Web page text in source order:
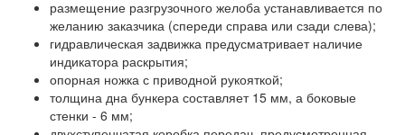
размещение разгрузочного желоба устанавливается по
желанию заказчика (спереди справа или сзади слева);
гидравлическая задвижка предусматривает наличие
индикатора раскрытия;
опорная ножка с приводной рукояткой;
толщина дна бункера составляет 15 мм, а боковые
стенки - 6 мм;